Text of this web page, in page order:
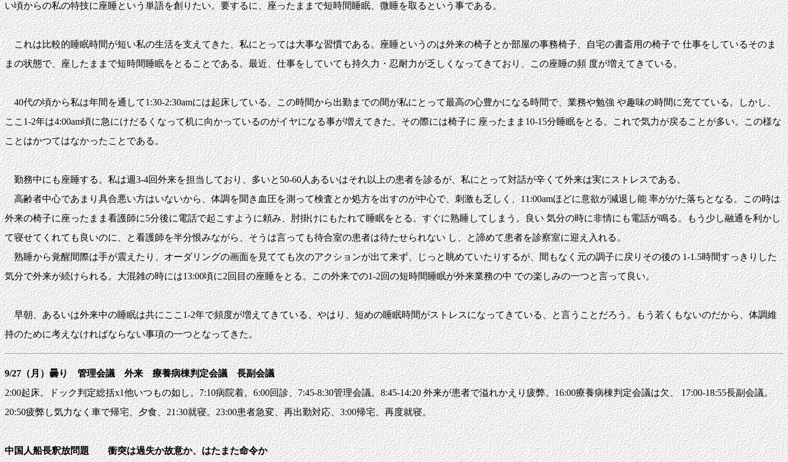
い頃からの私の特技に座睡という単語を創りたい。要するに、座ったままで短時間睡眠、微睡を取るという事である。
これは比較的睡眠時間が短い私の生活を支えてきた、私にとっては大事な習慣である。座睡というのは外来の椅子とか部屋の事務椅子、自宅の書斎用の椅子で 仕事をしているそのま
まの状態で、座したままで短時間睡眠をとることである。最近、仕事をしていても持久力・忍耐力が乏しくなってきており、この座睡の頻 度が増えてきている。
40代の頃から私は年間を通して1:30-2:30amには起床している。この時間から出勤までの間が私にとって最高の心豊かになる時間で、業務や勉強 や趣味の時間に充てている。しかし、
ここ1-2年は4:00am頃に急にけだるくなって机に向かっているのがイヤになる事が増えてきた。その際には椅子に 座ったまま10-15分睡眠をとる。これで気力が戻ることが多い。この様な
ことはかつてはなかったことである。
勤務中にも座睡する。私は週3-4回外来を担当しており、多いと50-60人あるいはそれ以上の患者を診るが、私にとって対話が辛くて外来は実にストレスである。
高齢者中心であまり具合悪い方はいないから、体調を聞き血圧を測って検査とか処方を出すのが中心で、刺激も乏しく、11:00amほどに意欲が減退し能 率ががた落ちとなる。この時は
外来の椅子に座ったまま看護師に5分後に電話で起こすように頼み、肘掛けにもたれて睡眠をとる。すぐに熟睡してしまう。良い 気分の時に非情にも電話が鳴る。もう少し融通を利かし
て寝せてくれても良いのに、と看護師を半分恨みながら、そうは言っても待合室の患者は待たせられない し、と諦めて患者を診察室に迎え入れる。
熟睡から覚醒間際は手が震えたり、オーダリングの画面を見てても次のアクションが出て来ず、じっと眺めていたりするが、間もなく元の調子に戻りその後の 1-1.5時間すっきりした
気分で外来が続けられる。大混雑の時には13:00頃に2回目の座睡をとる。この外来での1-2回の短時間睡眠が外来業務の中 での楽しみの一つと言って良い。
早朝、あるいは外来中の睡眠は共にここ1-2年で頻度が増えてきている。やはり、短めの睡眠時間がストレスになってきている、と言うことだろう。もう若くもないのだから、体調維
持のために考えなければならない事項の一つとなってきた。
9/27（月）曇り 管理会議 外来 療養病棟判定会議 長副会議
2:00起床。ドック判定総括x1他いつもの如し。7:10病院着。6:00回診、7:45-8:30管理会議。8:45-14:20 外来が患者で溢れかえり疲弊。16:00療養病棟判定会議は欠、 17:00-18:55長副会議。
20:50疲弊し気力なく車で帰宅、夕食、21:30就寝。23:00患者急変、再出勤対応、3:00帰宅、再度就寝。
中国人船長釈放問題 衝突は過失か故意か、はたまた命令か